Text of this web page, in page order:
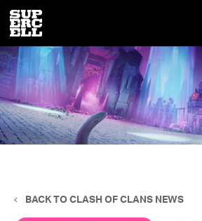
BACK TO CLASH OF CLANS NEWS